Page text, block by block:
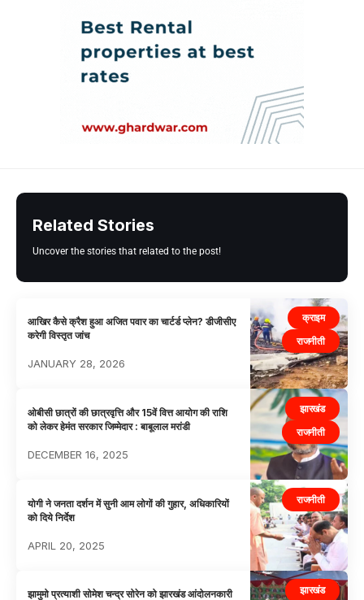
Related Stories
Uncover the stories that related to the post!
क्राइम
राजनीती
आखिर कैसे क्रैश हुआ अजित पवार का चार्टर्ड प्लेन? डीजीसीए
करेगी विस्तृत जांच
JANUARY 28, 2026
झारखंड
राजनीती
ओबीसी छात्रों की छात्रवृत्ति और 15वें वित्त आयोग की राशि
को लेकर हेमंत सरकार जिम्मेदार : बाबूलाल मरांडी
DECEMBER 16, 2025
राजनीती
योगी ने जनता दर्शन में सुनी आम लोगों की गुहार, अधिकारियों
को दिये निर्देश
APRIL 20, 2025
झारखंड
झामुमो प्रत्याशी सोमेश चन्द्र सोरेन को झारखंड आंदोलनकारी